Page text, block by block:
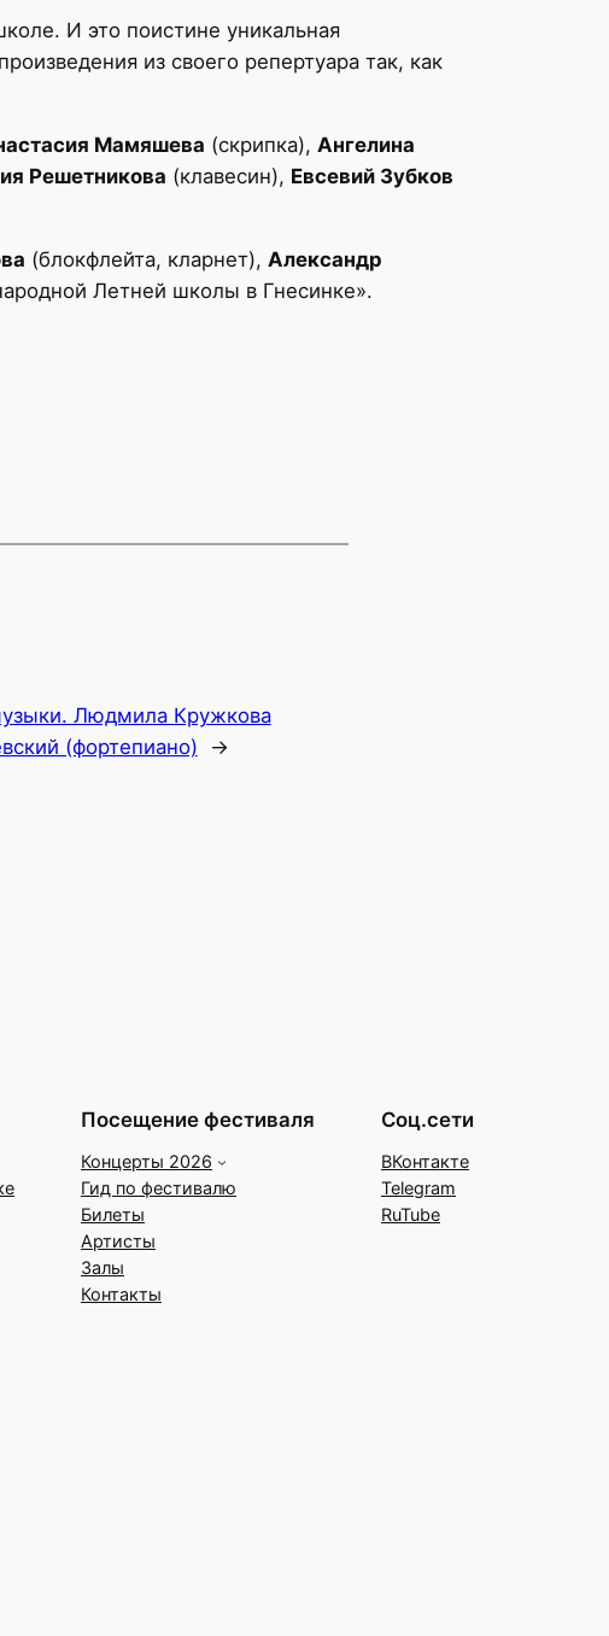
И это поистине уникальная
из своего репертуара так, как
Мамяшева (скрипка), Ангелина
Решетникова (клавесин), Евсевий Зубков
(блокфлейта, кларнет), Александр
Летней школы в Гнесинке».
Людмила Кружкова
(фортепиано)
→
Посещение фестиваля
Концерты 2026
Гид по фестивалю
Билеты
Артисты
Залы
Контакты
Соц.сети
ВКонтакте
Telegram
RuTube